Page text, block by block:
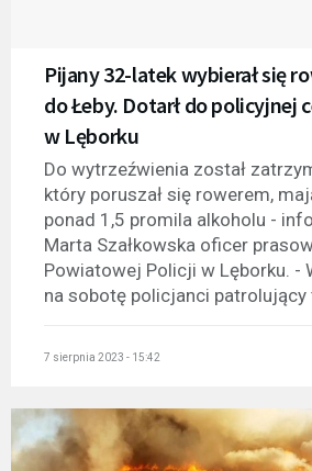
Pijany 32-latek wybierał się
do Łeby. Dotarł do policyjnej
w Lęborku
Do wytrzeźwienia został
który poruszał się rowerem,
ponad 1,5 promila alkoholu -
Marta Szałkowska oficer
Powiatowej Policji w Lęborku. -
na sobotę policjanci patrolujący
7 sierpnia 2023 - 15:42